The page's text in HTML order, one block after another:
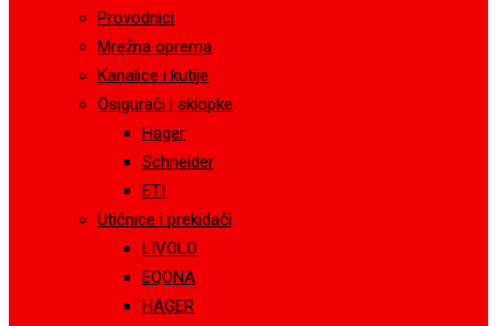
Provodnici
Mrežna oprema
Kanalice i kutije
Osigurači i sklopke
Hager
Schneider
ETI
Utičnice i prekidači
LIVOLO
EQONA
HAGER